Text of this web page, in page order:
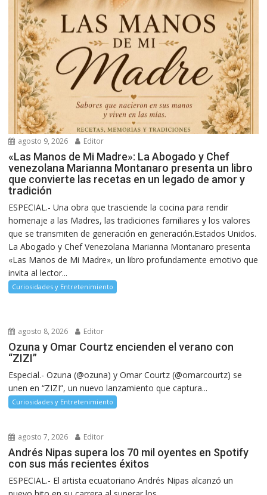
agosto 9, 2026 Editor
«Las Manos de Mi Madre»: La Abogado y Chef
venezolana Marianna Montanaro presenta un libro
que convierte las recetas en un legado de amor y
tradición
ESPECIAL.- Una obra que trasciende la cocina para rendir
homenaje a las Madres, las tradiciones familiares y los valores
que se transmiten de generación en generación.Estados Unidos.
La Abogado y Chef Venezolana Marianna Montanaro presenta
«Las Manos de Mi Madre», un libro profundamente emotivo que
invita al lector...
Curiosidades y Entretenimiento
agosto 8, 2026 Editor
Ozuna y Omar Courtz encienden el verano con
“ZIZI”
Especial.- Ozuna (@ozuna) y Omar Courtz (@omarcourtz) se
unen en “ZIZI”, un nuevo lanzamiento que captura...
Curiosidades y Entretenimiento
agosto 7, 2026 Editor
Andrés Nipas supera los 70 mil oyentes en Spotify
con sus más recientes éxitos
ESPECIAL.- El artista ecuatoriano Andrés Nipas alcanzó un